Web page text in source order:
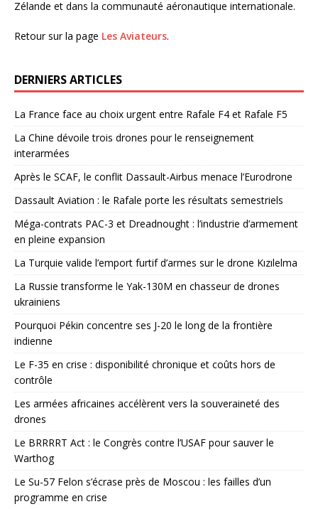
Zélande et dans la communauté aéronautique internationale.
Retour sur la page Les Aviateurs.
DERNIERS ARTICLES
La France face au choix urgent entre Rafale F4 et Rafale F5
La Chine dévoile trois drones pour le renseignement
interarmées
Après le SCAF, le conflit Dassault-Airbus menace l’Eurodrone
Dassault Aviation : le Rafale porte les résultats semestriels
Méga-contrats PAC-3 et Dreadnought : l’industrie d’armement
en pleine expansion
La Turquie valide l’emport furtif d’armes sur le drone Kızılelma
La Russie transforme le Yak-130M en chasseur de drones
ukrainiens
Pourquoi Pékin concentre ses J-20 le long de la frontière
indienne
Le F-35 en crise : disponibilité chronique et coûts hors de
contrôle
Les armées africaines accélèrent vers la souveraineté des
drones
Le BRRRRT Act : le Congrès contre l’USAF pour sauver le
Warthog
Le Su-57 Felon s’écrase près de Moscou : les failles d’un
programme en crise